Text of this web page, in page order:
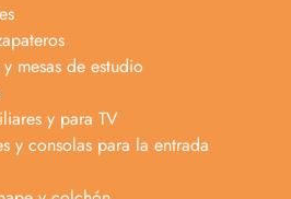
mesas de estudio
y para TV
y consolas para la entrada